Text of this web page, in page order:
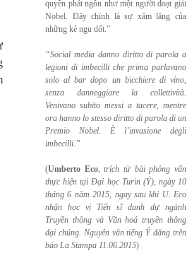
quyền phát ngôn như một người đoạt giải
Nobel. Đây chính là sự xâm lăng của
những kẻ ngu dốt.”
“Social media danno diritto di parola a
legioni di imbecilli che prima parlavano
solo albar dopo un bicchiere di vino,
senza danneggiare la collettività.
Venivano subito messi a tacere, mentre
ora hanno lo stesso diritto di parola di un
Premio Nobel. È l’invasione degli
imbecilli.”
(Umberto Eco,trích từ bài phỏng vấn
thực hiện tại Đại học Turin (Ý), ngày 10
tháng 6 năm 2015, ngay sau khi U. Eco
nhận học vị Tiến sĩ danh dự ngành
Truyền thông và Văn hoá truyền thông
đại chúng. Nguyên văn tiếng Ý đăng trên
báo La Stampa 11.06.2015)